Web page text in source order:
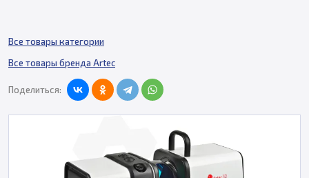
Все товары категории
Все товары бренда Artec
Поделиться: